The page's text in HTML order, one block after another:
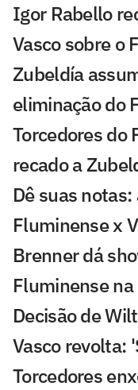
Igor Rabello
Vasco sobre o
Zubeldía
eliminação do
Torcedores do
recado a
Dê suas
Fluminense x
Brenner dá
Fluminense
Decisão de
Vasco revolta:
Torcedores